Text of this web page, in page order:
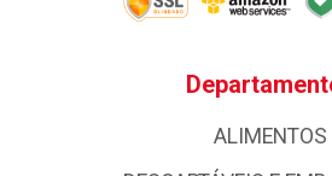
ALIMENTOS